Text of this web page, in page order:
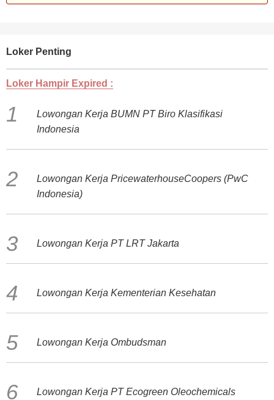
Loker Penting
Loker Hampir Expired :
Lowongan Kerja BUMN PT Biro Klasifikasi
Indonesia
Lowongan Kerja PricewaterhouseCoopers (PwC
Indonesia)
Lowongan Kerja PT LRT Jakarta
Lowongan Kerja Kementerian Kesehatan
Lowongan Kerja Ombudsman
Lowongan Kerja PT Ecogreen Oleochemicals